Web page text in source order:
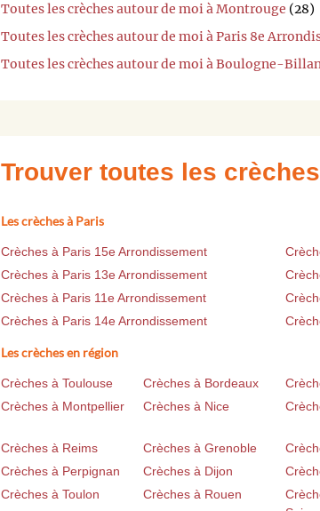
Toutes les crèches autour de moi à Montrouge (28)
Toutes les crèches autour de moi à Paris 8e
Toutes les crèches autour de moi à Boulogne-
Trouver toutes les
Les crèches à Paris
Crèches à Paris 15e Arrondissement
Crèches à Paris 13e Arrondissement
Crèches à Paris 11e Arrondissement
Crèches à Paris 14e Arrondissement
Les crèches en région
Crèches à Toulouse Crèches à Bordeaux
Crèches à Montpellier
Crèches à Nice
Crèches à Reims
Crèches à Grenoble
Crèches à Perpignan
Crèches à Dijon
Crèches à Toulon
Crèches à Rouen